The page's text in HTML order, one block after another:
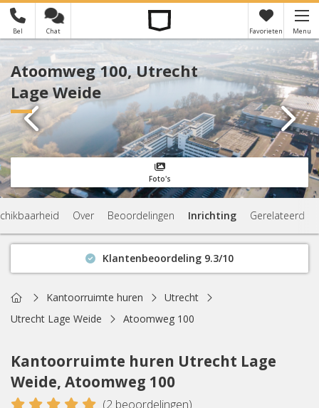
Bel Chat Favorieten Menu
Je hebt nog geen favorieten ×
Atoomweg 100, Utrecht
Lage Weide
Foto's
Over Beoordelingen Inrichting Gerelateerd
Klantenbeoordeling 9.3/10
Actuele beschikbaarheid
HomeKantoorruimte huren
Utrecht
Utrecht Lage Weide
Atoomweg 100
Kantoorruimte huren Utrecht Lage
Weide, Atoomweg 100
5 (2 beoordelingen)